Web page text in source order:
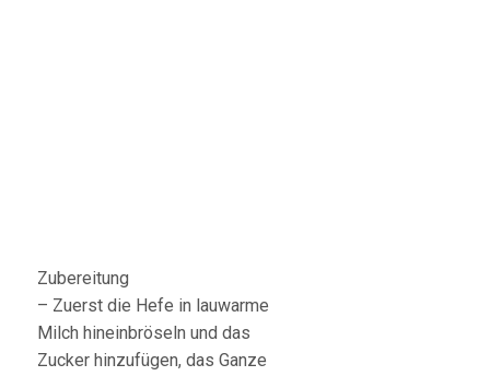
Zubereitung
– Zuerst die Hefe in lauwarme
Milch hineinbröseln und das
Zucker hinzufügen, das Ganze